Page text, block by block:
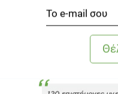
καλύτερο κορεσμό που
Επίλεξε τρόφιμα
χούμους και